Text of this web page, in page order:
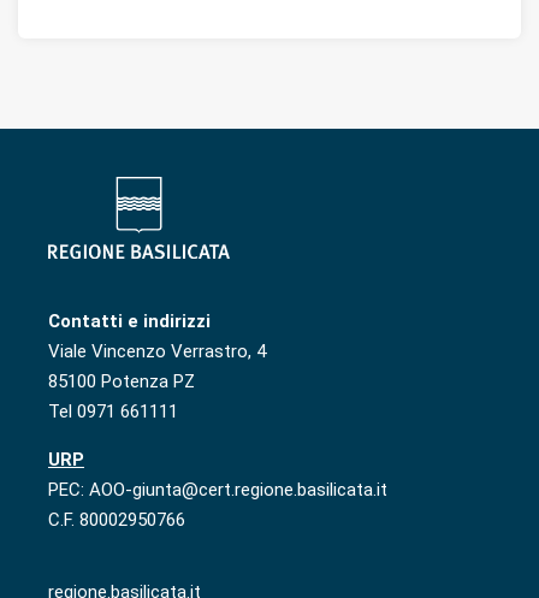
Contatti e indirizzi
Viale Vincenzo Verrastro, 4
85100 Potenza PZ
Tel 0971 661111
URP
PEC: AOO-giunta@cert.regione.basilicata.it
C.F. 80002950766
regione.basilicata.it